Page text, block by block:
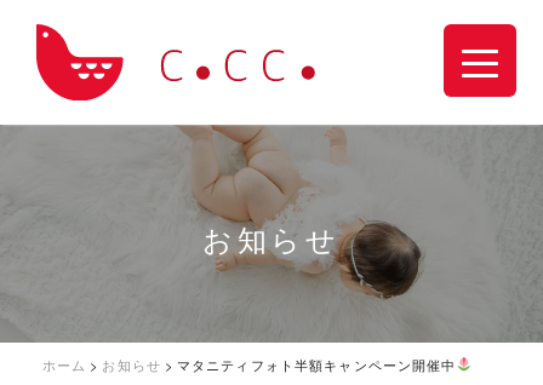
お知らせ
ホーム > お知らせ > マタニティフォト半額キャンペーン開催中